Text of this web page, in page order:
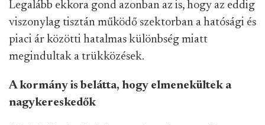
Legalább ekkora gond azonban az is, hogy az eddig
viszonylag tisztán működő szektorban a hatósági és
piaci ár közötti hatalmas különbség miatt
megindultak a trükközések.
A kormány is belátta, hogy elmenekültek a
nagykereskedők